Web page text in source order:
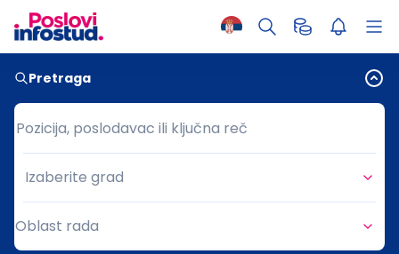
Pretraga
Pozicija, poslodavac ili ključna reč
Pozicija, poslodavac ili ključna reč
Grad
Izaberite grad
Oblast rada